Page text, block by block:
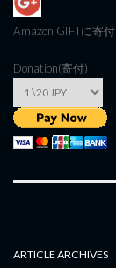
Amazon GIFTに寄付
Donation(寄付)
ARTICLE ARCHIVES